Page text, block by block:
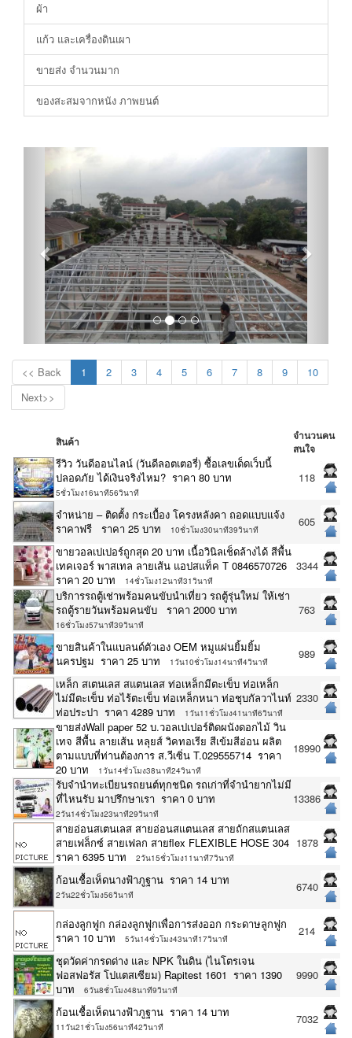
ผ้า
แก้ว และเครื่องดินเผา
ขายส่ง จำนวนมาก
ของสะสมจากหนัง ภาพยนต์
<< Back 1 2 3 4 5 6 7 8 9
10
Next>>
สินค้า
จำนวนคน
สนใจ
รีวิว วันดีออนไลน์ (วันดีลอตเตอรี่) ซื้อเลขเด็ดเว็บนี้
ปลอดภัย ได้เงินจริงไหม? ราคา 80 บาท
5ชั่วโมง16นาที56วินาที
118
จำหน่าย – ติดตั้ง กระเบื้อง โครงหลังคา ถอดแบบแจ้ง
ราคาฟรี ราคา 25 บาท
10ชั่วโมง30นาที39วินาที
605
ขายวอลเปเปอร์ถูกสุด 20 บาท เนื้อวินิลเช็ดล้างได้ สีพื้น
เทคเจอร์ พาสเทล ลายเส้น แอปสแท็ค T 0846570726
ราคา 20 บาท
14ชั่วโมง12นาที31วินาที
3344
บริการรถตู้เช่าพร้อมคนขับนำเที่ยว รถตู้รุ่นใหม่ ให้เช่า
รถตู้รายวันพร้อมคนขับ ราคา 2000 บาท
16ชั่วโมง57นาที39วินาที
763
ขายสินค้าในแบลนด์ตัวเอง OEM หมูแผ่นยิ้มยิ้ม
นครปฐม ราคา 25 บาท
1วัน10ชั่วโมง14นาที4วินาที
989
เหล็ก สเตนเลส สแตนเลส ท่อเหล็กมีตะเข็บ ท่อเหล็ก
ไม่มีตะเข็บ ท่อไร้ตะเข็บ ท่อเหล็กหนา ท่อชุบกัลวาไนท์
ท่อประปา ราคา 4289 บาท
1วัน11ชั่วโมง41นาที6วินาที
2330
ขายส่งWall paper 52 บ.วอลเปเปอร์ติดผนังดอกไม้ วิน
เทจ สีพื้น ลายเส้น หลุยส์ วิคทอเรีย สีเข้มสีอ่อน ผลิต
ตามแบบที่ท่านต้องการ ส.วีเซิ่น T.029555714 ราคา
20 บาท
1วัน14ชั่วโมง38นาที24วินาที
18990
รับจำนำทะเบียนรถยนต์ทุกชนิด รถเก่าที่จำนำยากไม่มี
ที่ไหนรับ มาปรึกษาเรา ราคา 0 บาท
2วัน14ชั่วโมง23นาที29วินาที
13386
สายอ่อนสเตนเลส สายอ่อนสแตนเลส สายถักสแตนเลส
สายเฟล็กซ์ สายเฟลก สายflex FLEXIBLE HOSE 304
ราคา 6395 บาท
2วัน15ชั่วโมง11นาที7วินาที
1878
ก้อนเชื้อเห็ดนางฟ้าภูฐาน ราคา 14 บาท
2วัน22ชั่วโมง56วินาที
6740
กล่องลูกฟูก กล่องลูกฟูกเพื่อการส่งออก กระดาษลูกฟูก
ราคา 10 บาท
5วัน14ชั่วโมง43นาที17วินาที
214
ชุดวัดค่ากรดด่าง และ NPK ในดิน (ไนโตรเจน
ฟอสฟอรัส โปแตสเซียม) Rapitest 1601 ราคา 1390
บาท
6วัน8ชั่วโมง48นาที9วินาที
9990
ก้อนเชื้อเห็ดนางฟ้าภูฐาน ราคา 14 บาท
11วัน21ชั่วโมง56นาที42วินาที
7032